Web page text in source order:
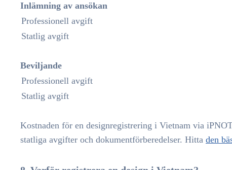
Inlämning av ansökan
Professionell avgift
Statlig avgift
Beviljande
Professionell avgift
Statlig avgift
Kostnaden för en designregistrering i Vietnam via
statliga avgifter och dokumentförberedelser. Hitta den